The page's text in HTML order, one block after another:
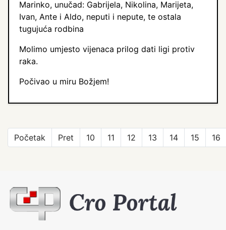
Marinko, unučad: Gabrijela, Nikolina, Marijeta,
Ivan, Ante i Aldo, neputi i nepute, te ostala
tugujuća rodbina
Molimo umjesto vijenaca prilog dati ligi protiv
raka.
Počivao u miru Božjem!
Početak Pret 10 11 12 13 14 15 16